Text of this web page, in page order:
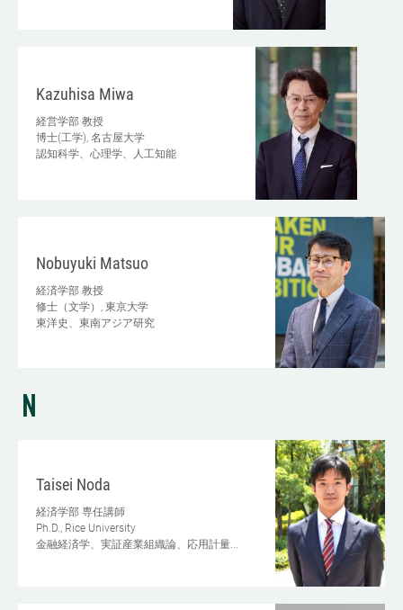
Kazuhisa Miwa
経営学部 教授
博士(工学), 名古屋大学
認知科学、心理学、人工知能
Nobuyuki Matsuo
経済学部 教授
修士（文学）, 東京大学
東洋史、東南アジア研究
N
Taisei Noda
経済学部 専任講師
Ph.D., Rice University
金融経済学、実証産業組織論、応用計量...